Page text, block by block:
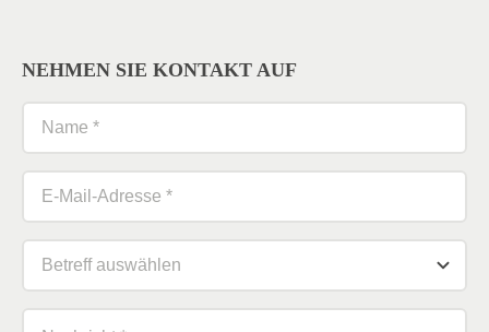
NEHMEN SIE KONTAKT AUF